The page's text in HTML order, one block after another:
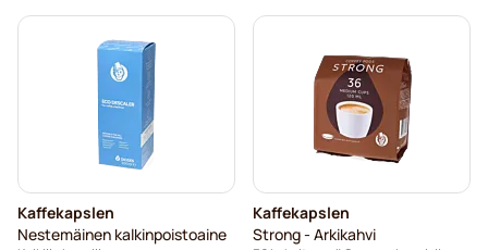
Kaffekapslen
Nestemäinen kalkinpoistoaine
Kaffekapslen
Strong - Arkikahvi